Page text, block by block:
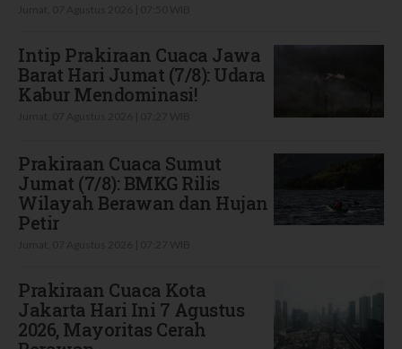
Intip Prakiraan Cuaca Jawa
Barat Hari Jumat (7/8): Udara
Kabur Mendominasi!
Prakiraan Cuaca Sumut
Jumat (7/8): BMKG Rilis
Wilayah Berawan dan Hujan
Petir
Prakiraan Cuaca Kota
Jakarta Hari Ini 7 Agustus
2026, Mayoritas Cerah